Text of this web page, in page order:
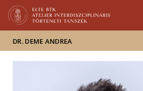
Hírek
Események
ELTE a
sajtóban
DR. DEME ANDREA